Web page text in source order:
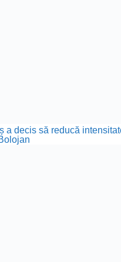
a decis să reducă